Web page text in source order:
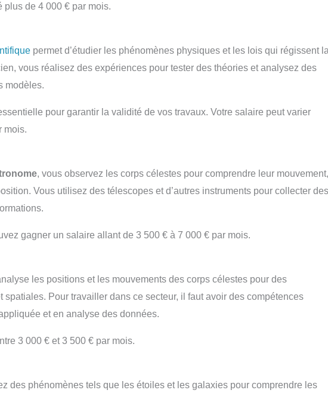
plus de 4 000 € par mois.
permet d’étudier les phénomènes physiques et les lois qui régissent la
vous réalisez des expériences pour tester des théories et analysez des
modèles.
pour garantir la validité de vos travaux. Votre salaire peut varier
mois.
, vous observez les corps célestes pour comprendre leur mouvement,
Vous utilisez des télescopes et d’autres instruments pour collecter des
gagner un salaire allant de 3 500 € à 7 000 € par mois.
les positions et les mouvements des corps célestes pour des
Pour travailler dans ce secteur, il faut avoir des compétences
et en analyse des données.
3 000 € et 3 500 € par mois.
des phénomènes tels que les étoiles et les galaxies pour comprendre les